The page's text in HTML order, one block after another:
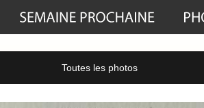
Toutes les photos